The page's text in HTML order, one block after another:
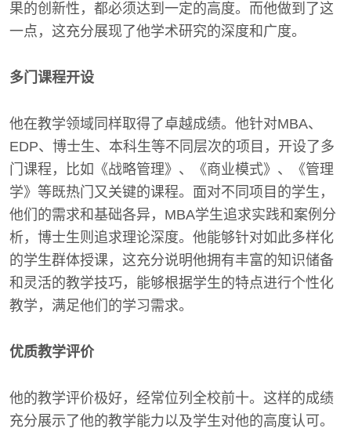
果的创新性，都必须达到一定的高度。而他做到了这
一点，这充分展现了他学术研究的深度和广度。
多门课程开设
他在教学领域同样取得了卓越成绩。他针对MBA、
EDP、博士生、本科生等不同层次的项目，开设了多
门课程，比如《战略管理》、《商业模式》、《管理
学》等既热门又关键的课程。面对不同项目的学生，
他们的需求和基础各异，MBA学生追求实践和案例分
析，博士生则追求理论深度。他能够针对如此多样化
的学生群体授课，这充分说明他拥有丰富的知识储备
和灵活的教学技巧，能够根据学生的特点进行个性化
教学，满足他们的学习需求。
优质教学评价
他的教学评价极好，经常位列全校前十。这样的成绩
充分展示了他的教学能力以及学生对他的高度认可。